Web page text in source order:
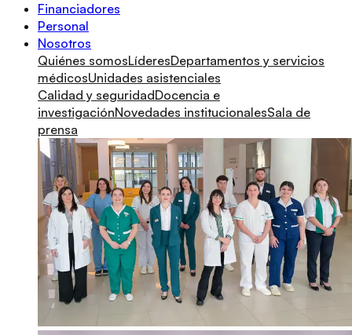
Financiadores
Personal
Nosotros
Quiénes somosLíderesDepartamentos y servicios
médicosUnidades asistenciales
Calidad y seguridadDocencia e
investigaciónNovedades institucionalesSala de
prensa